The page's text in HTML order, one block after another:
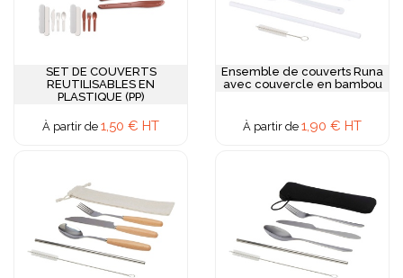
SET DE COUVERTS
REUTILISABLES EN
PLASTIQUE (PP)
À partir de 1,50 € HT
Ensemble de couverts Runa
avec couvercle en bambou
À partir de 1,90 € HT